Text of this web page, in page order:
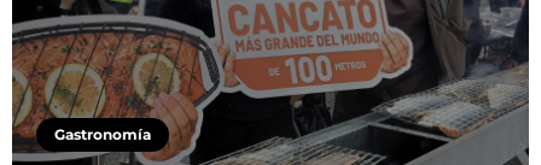
Gastronomía